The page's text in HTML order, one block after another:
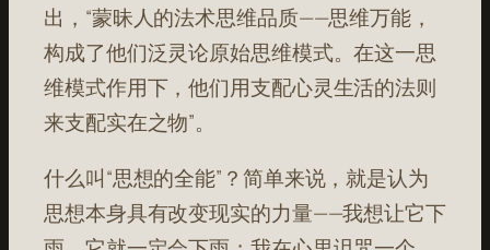
出，“蒙昧人的法术思维品质——思维万能，
构成了他们泛灵论原始思维模式。在这一思
维模式作用下，他们用支配心灵生活的法则
来支配实在之物”。
什么叫“思想的全能”？简单来说，就是认为
思想本身具有改变现实的力量——我想让它下